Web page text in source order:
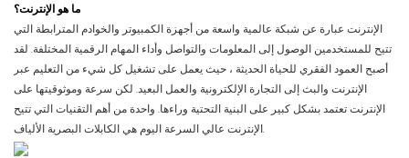
الإنترنت عبارة عن شبكة عالمية واسعة من أجهزة الكمبيوتر والخوادم المترابطة التي
تتيح للمستخدمين الوصول إلى المعلومات والتواصل وأداء المهام الرقمية المختلفة. لقد
أصبح العمود الفقري للحياة الحديثة ، حيث يعمل على تشغيل كل شيء من التعليم عبر
الإنترنت والبث إلى التجارة الإلكترونية والعمل البعيد. لكن سرعة وموثوقيتها على
الإنترنت تعتمد بشكل كبير على البنية التحتية وراءها. واحدة من أهم التقنيات التي تتيح
الإنترنت عالي السرعة اليوم هي الكابلات البصرية الألياف.